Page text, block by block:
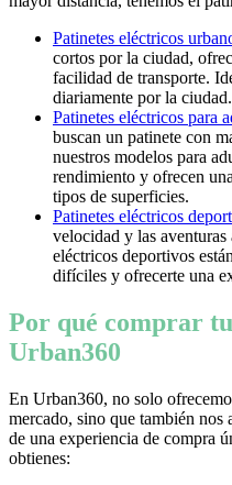
Patinetes eléctricos
cortos por la ciudad,
facilidad de transporte.
diariamente por la ciudad.
Patinetes eléctricos para
buscan un patinete con
nuestros modelos para
rendimiento y ofrecen
tipos de superficies.
Patinetes eléctricos
velocidad y las
eléctricos deportivos
difíciles y ofrecerte una
Por qué comprar
Urban360
En Urban360, no solo
mercado, sino que también nos
de una experiencia de compra
obtienes: